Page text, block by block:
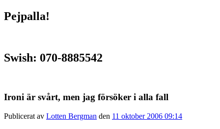
Pejpalla!
Swish: 070-8885542
Ironi är svårt, men jag försöker i alla fall
Publicerat av Lotten Bergman den 11 oktober 2006 09:14